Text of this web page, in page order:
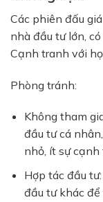
Các phiên đấu
nhà đầu tư lớn,
Cạnh tranh với
Phòng tránh:
Không tham
đầu tư cá
nhỏ, ít sự cạnh
Hợp tác đầu tư:
đầu tư khác